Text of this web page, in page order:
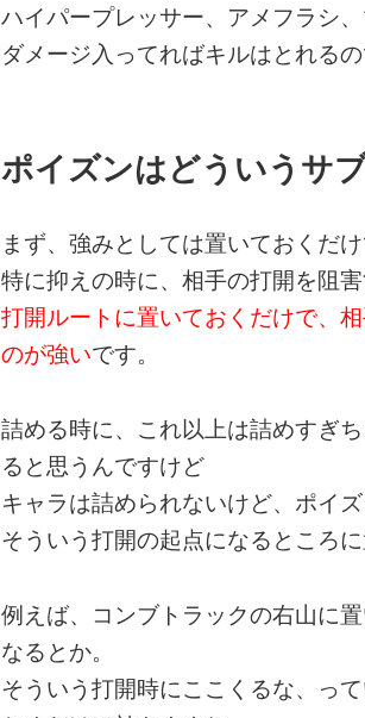
ハイパープレッサー、アメフラシ
ダメージ入ってればキルはとれるの
ポイズンはどういうサ
まず、強みとしては置いておくだ
特に抑えの時に、相手の打開を阻害
打開ルートに置いておくだけで、
のが強いです。
詰める時に、これ以上は詰めすぎ
ると思うんですけど
キャラは詰められないけど、ポイズ
そういう打開の起点になるところ
例えば、コンブトラックの右山に
なるとか。
そういう打開時にここくるな、っ